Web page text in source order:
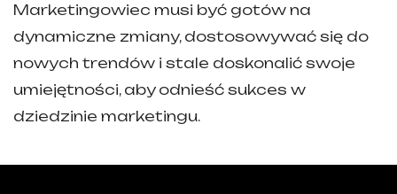
Marketingowiec musi być gotów na
dynamiczne zmiany, dostosowywać się do
nowych trendów i stale doskonalić swoje
umiejętności, aby odnieść sukces w
dziedzinie marketingu.